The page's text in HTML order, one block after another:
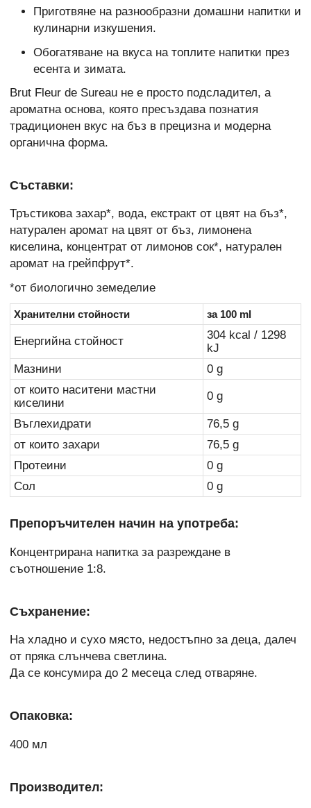
Приготвяне на разнообразни домашни напитки и
кулинарни изкушения.
Обогатяване на вкуса на топлите напитки през
есента и зимата.
Brut Fleur de Sureau не е просто подсладител, а
ароматна основа, която пресъздава познатия
традиционен вкус на бъз в прецизна и модерна
органична форма.
Съставки:
Тръстикова захар*, вода, екстракт от цвят на бъз*,
натурален аромат на цвят от бъз, лимонена
киселина, концентрат от лимонов сок*, натурален
аромат на грейпфрут*.
*от биологично земеделие
Хранителни стойности за 100 ml
Енергийна стойност
304 kcal / 1298
kJ
Мазнини
0 g
от които наситени мастни
киселини
0 g
Въглехидрати
76,5 g
от които захари
76,5 g
Протеини
0 g
Сол
0 g
Препоръчителен начин на употреба:
Концентрирана напитка за разреждане в
съотношение 1:8.
Съхранение:
На хладно и сухо място, недостъпно за деца, далеч
от пряка слънчева светлина.
Да се консумира до 2 месеца след отваряне.
Опаковка:
400 мл
Производител: